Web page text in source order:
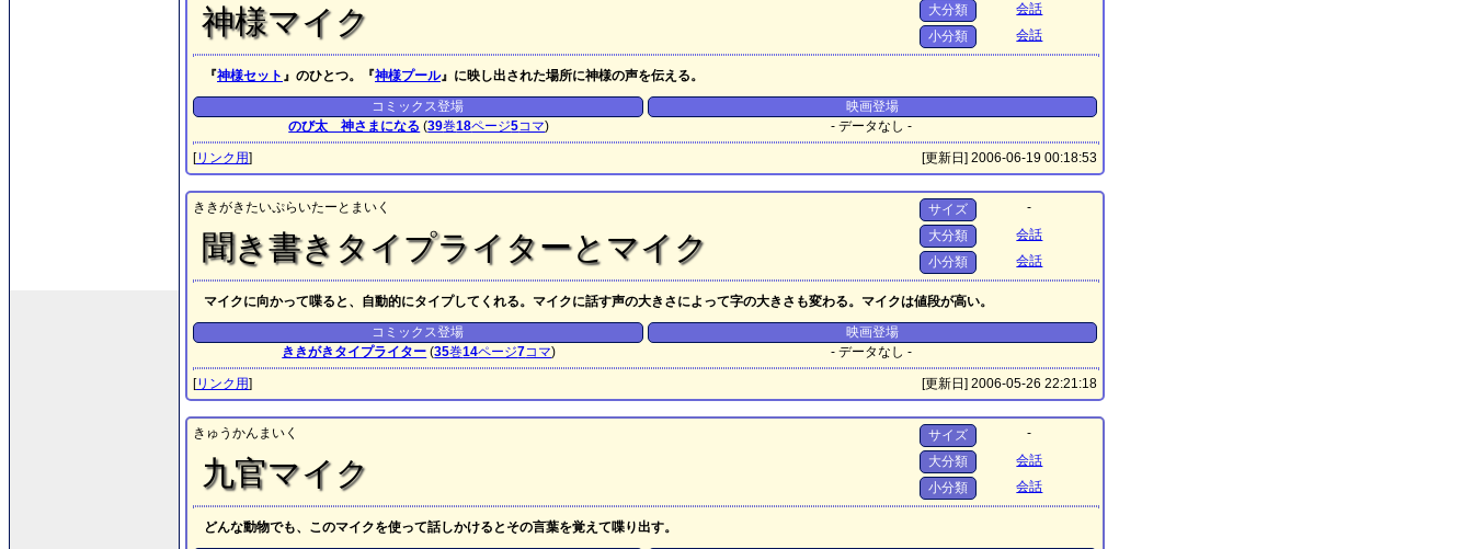
神様マイク
大分類
会話
小分類
会話
『神様セット 』のひとつ。『神様プール』に映し出された場所に神様の声を伝える。
コミックス登場
のび太 神さまになる (39巻18ページ5コマ)
映画登場
- データなし -
[リンク用] [更新日] 2006-06-19 00:18:53
ききがきたいぷらいたーとまいく
聞き書きタイプライターとマイク
サイズ
-
大分類
会話
小分類
会話
マイクに向かって喋ると、自動的にタイプしてくれる。マイクに話す声の大きさによって字の大きさも変わる。マイクは値段が高い。
コミックス登場
ききがきタイプライター (35巻14ページ7コマ)
映画登場
- データなし -
[リンク用] [更新日] 2006-05-26 22:21:18
きゅうかんまいく
九官マイク
サイズ
-
大分類
会話
小分類
会話
どんな動物でも、このマイクを使って話しかけるとその言葉を覚えて喋り出す。